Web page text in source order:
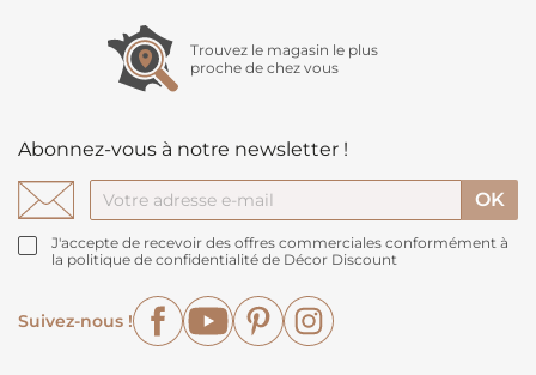
Trouvez le magasin le plus
proche de chez vous
Abonnez-vous à notre newsletter !
J'accepte de recevoir des offres commerciales conformément à
la politique de confidentialité de Décor Discount
Suivez-nous !
FacebookYouTubePinterest